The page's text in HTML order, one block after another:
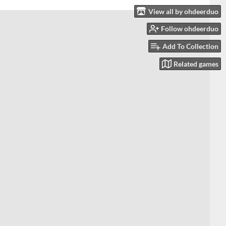
View all by ohdeerduo
Follow ohdeerduo
Add To Collection
Related games